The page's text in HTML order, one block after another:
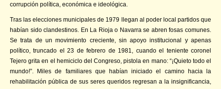
corrupción política, económica e ideológica.
Tras las elecciones municipales de 1979 llegan al poder local partidos que
habían sido clandestinos. En La Rioja o Navarra se abren fosas comunes.
Se trata de un movimiento creciente, sin apoyo institucional y apenas
político, truncado el 23 de febrero de 1981, cuando el teniente coronel
Tejero grita en el hemiciclo del Congreso, pistola en mano: “¡Quieto todo el
mundo!”. Miles de familiares que habían iniciado el camino hacia la
rehabilitación pública de sus seres queridos regresan a la insignificancia,